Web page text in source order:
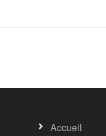
Accueil